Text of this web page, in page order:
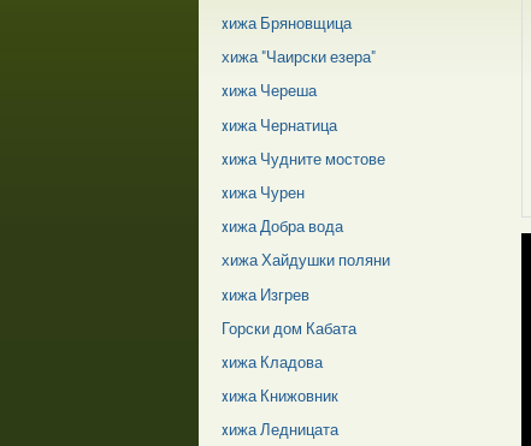
xижа Бряновщица
хижа "Чаирски езера"
xижа Череша
xижа Чернатица
xижа Чудните мостове
xижа Чурен
xижа Добра вода
хижа Хайдушки поляни
xижа Изгрев
Горски дом Кабата
xижа Кладова
xижа Книжовник
xижа Ледницата